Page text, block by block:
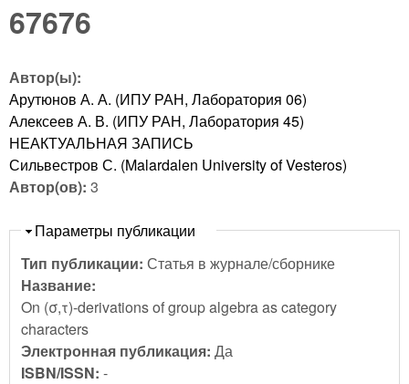
67676
Автор(ы):
Арутюнов А. А. (ИПУ РАН, Лаборатория 06)
Алексеев А. В. (ИПУ РАН, Лаборатория 45)
НЕАКТУАЛЬНАЯ ЗАПИСЬ
Сильвестров С. (Malardalen University of Vesteros)
Автор(ов): 3
Скрыть
Параметры публикации
Тип публикации: Статья в журнале/сборнике
Название:
On (σ,τ)-derivations of group algebra as category
characters
Электронная публикация: Да
ISBN/ISSN: -